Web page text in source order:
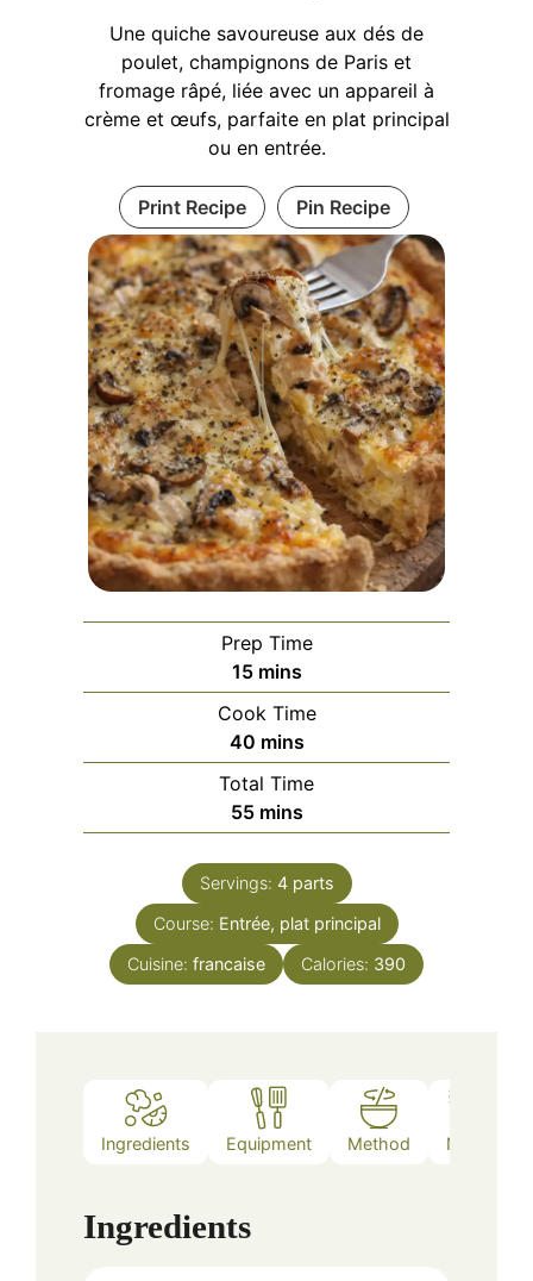
Une quiche savoureuse aux dés de
poulet, champignons de Paris et
fromage râpé, liée avec un appareil à
crème et œufs, parfaite en plat principal
ou en entrée.
Print Recipe Pin Recipe
Prep Time
15minutes
mins
Cook Time
40minutes
mins
Total Time
55minutes
mins
Servings: 4 parts
Course: Entrée, plat principal
Cuisine: francaise Calories: 390
Ingredients Equipment Method Notes
Ingredients